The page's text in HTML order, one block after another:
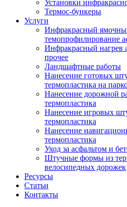
Установки
Термос-бункеры
Услуги
Инфракрасный
темопрофилирование
Инфракрасный нагрев
прочее
Ландшафтные работы
Нанесение готовых
термопластика на
Нанесение дорожной
термопластика
Нанесение игровых
термопластика
Нанесение
термопластика
Уход за асфальтом и
Штучные формы из
велосипедных дорожек
Ресурсы
Статьи
Контакты